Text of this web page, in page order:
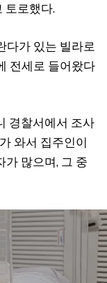
토로했다.
다가 있는 빌라로
전세로 들어왔다
경찰서에서 조사
와서 집주인이
가 많으며, 그 중